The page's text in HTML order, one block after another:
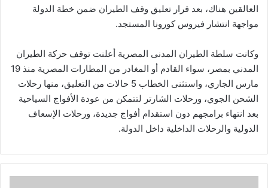
العالقين هناك، بعد قرار تعليق وقف الطيران ضمن خطة الدولة
مواجهة انتشار فيروس كورونا المستجد.
وكانت سلطة الطيران المدنى المصرية أعلنت توقف حركة الطيران
المدني بمصر، سواء القادم أو المغادر من المطارات المصرية منذ 19
مارس الجاري، واستثنى الخطاب 5 حالات من التعليق، منها رحلات
الشحن الجوي، ورحلات الشارتر لتتمكن من عودة الأفواج السياحية
بعد انتهاء برامجهم دون استقدام أفواج جديدة، ورحلات الإسعاف
الدولية والرحلات الداخلية داخل الدولة.